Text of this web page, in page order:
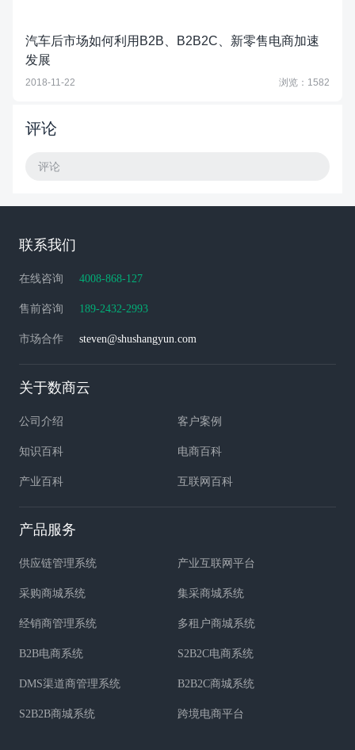
汽车后市场如何利用B2B、B2B2C、新零售电商加速
发展
2018-11-22 浏览：1582
评论
评论
联系我们
在线咨询 4008-868-127
售前咨询 189-2432-2993
市场合作 steven@shushangyun.com
关于数商云
公司介绍 客户案例
知识百科 电商百科
产业百科 互联网百科
产品服务
供应链管理系统 产业互联网平台
采购商城系统 集采商城系统
经销商管理系统 多租户商城系统
B2B电商系统 S2B2C电商系统
DMS渠道商管理系统 B2B2C商城系统
S2B2B商城系统 跨境电商平台